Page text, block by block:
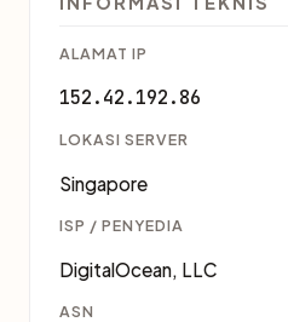
ALAMAT IP
152.42.192.86
LOKASI SERVER
Singapore
ISP / PENYEDIA
DigitalOcean, LLC
ASN